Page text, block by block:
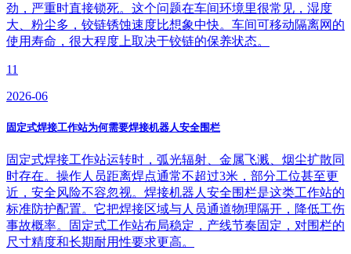
劲，严重时直接锁死。这个问题在车间环境里很常见，湿度
大、粉尘多，铰链锈蚀速度比想象中快。车间可移动隔离网的
使用寿命，很大程度上取决于铰链的保养状态。
11
2026-06
固定式焊接工作站为何需要焊接机器人安全围栏
固定式焊接工作站运转时，弧光辐射、金属飞溅、烟尘扩散同
时存在。操作人员距离焊点通常不超过3米，部分工位甚至更
近，安全风险不容忽视。焊接机器人安全围栏是这类工作站的
标准防护配置。它把焊接区域与人员通道物理隔开，降低工伤
事故概率。固定式工作站布局稳定，产线节奏固定，对围栏的
尺寸精度和长期耐用性要求更高。